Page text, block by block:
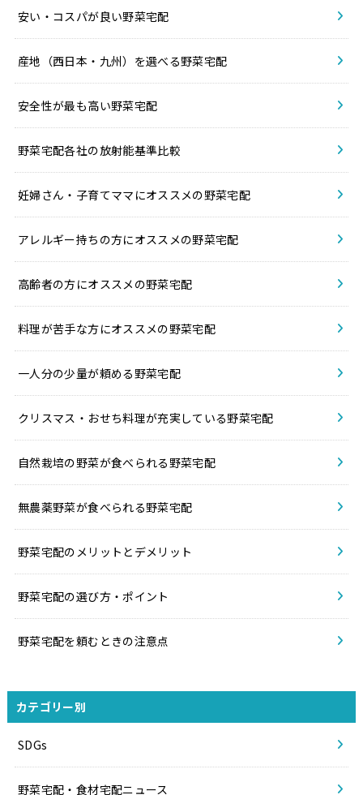
安い・コスパが良い野菜宅配
産地（西日本・九州）を選べる野菜宅配
安全性が最も高い野菜宅配
野菜宅配各社の放射能基準比較
妊婦さん・子育てママにオススメの野菜宅配
アレルギー持ちの方にオススメの野菜宅配
高齢者の方にオススメの野菜宅配
料理が苦手な方にオススメの野菜宅配
一人分の少量が頼める野菜宅配
クリスマス・おせち料理が充実している野菜宅配
自然栽培の野菜が食べられる野菜宅配
無農薬野菜が食べられる野菜宅配
野菜宅配のメリットとデメリット
野菜宅配の選び方・ポイント
野菜宅配を頼むときの注意点
カテゴリー別
SDGs
野菜宅配・食材宅配ニュース